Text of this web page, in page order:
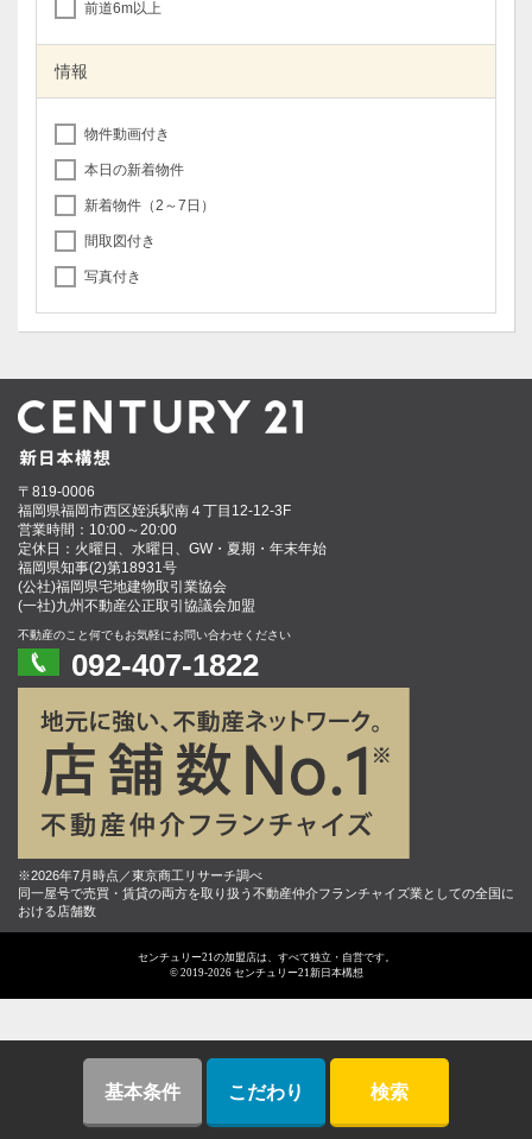
前道6m以上
情報
物件動画付き
本日の新着物件
新着物件（2～7日）
間取図付き
写真付き
〒819-0006
福岡県福岡市西区姪浜駅南４丁目12-12-3F
営業時間：10:00～20:00
定休日：火曜日、水曜日、GW・夏期・年末年始
福岡県知事(2)第18931号
(公社)福岡県宅地建物取引業協会
(一社)九州不動産公正取引協議会加盟
不動産のこと何でもお気軽にお問い合わせください
092-407-1822
※2026年7月時点／東京商工リサーチ調べ
同一屋号で売買・賃貸の両方を取り扱う不動産仲介フランチャイズ業としての全国に
おける店舗数
センチュリー21の加盟店は、すべて独立・自営です。
© 2019-2026 センチュリー21新日本構想
基本条件 こだわり 検索